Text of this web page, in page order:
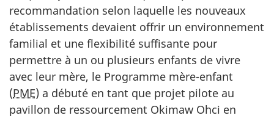
recommandation selon laquelle les nouveaux
établissements devaient offrir un environnement
familial et une flexibilité suffisante pour
permettre à un ou plusieurs enfants de vivre
avec leur mère, le Programme mère-enfant
(PME) a débuté en tant que projet pilote au
pavillon de ressourcement Okimaw Ohci en